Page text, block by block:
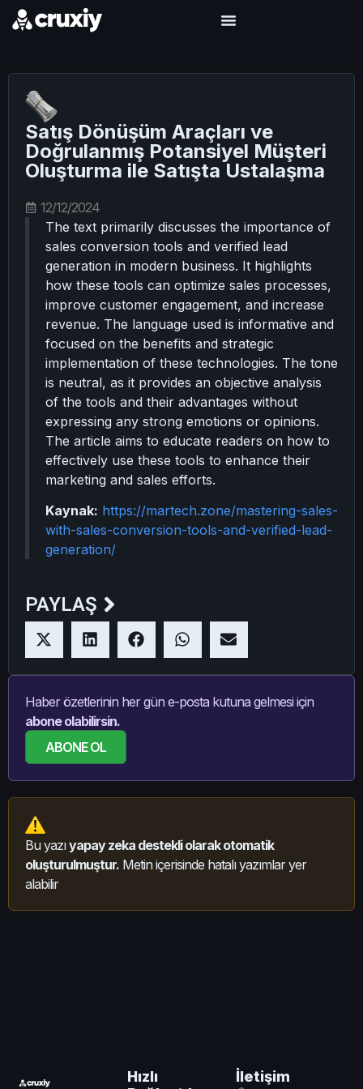
Satış Dönüşüm Araçları ve
Doğrulanmış Potansiyel Müşteri
Oluşturma ile Satışta Ustalaşma
12/12/2024
The text primarily discusses the importance of
sales conversion tools and verified lead
generation in modern business. It highlights
how these tools can optimize sales processes,
improve customer engagement, and increase
revenue. The language used is informative and
focused on the benefits and strategic
implementation of these technologies. The tone
is neutral, as it provides an objective analysis
of the tools and their advantages without
expressing any strong emotions or opinions.
The article aims to educate readers on how to
effectively use these tools to enhance their
marketing and sales efforts.
Kaynak: https://martech.zone/mastering-sales-
with-sales-conversion-tools-and-verified-lead-
generation/
PAYLAŞ
Haber özetlerinin her gün e-posta kutuna gelmesi için
abone olabilirsin.
ABONE OL
Bu yazıyapay zeka destekli olarak otomatik
oluşturulmuştur. Metin içerisinde hatalı yazımlar yer
alabilir
Hızlı
İletişim